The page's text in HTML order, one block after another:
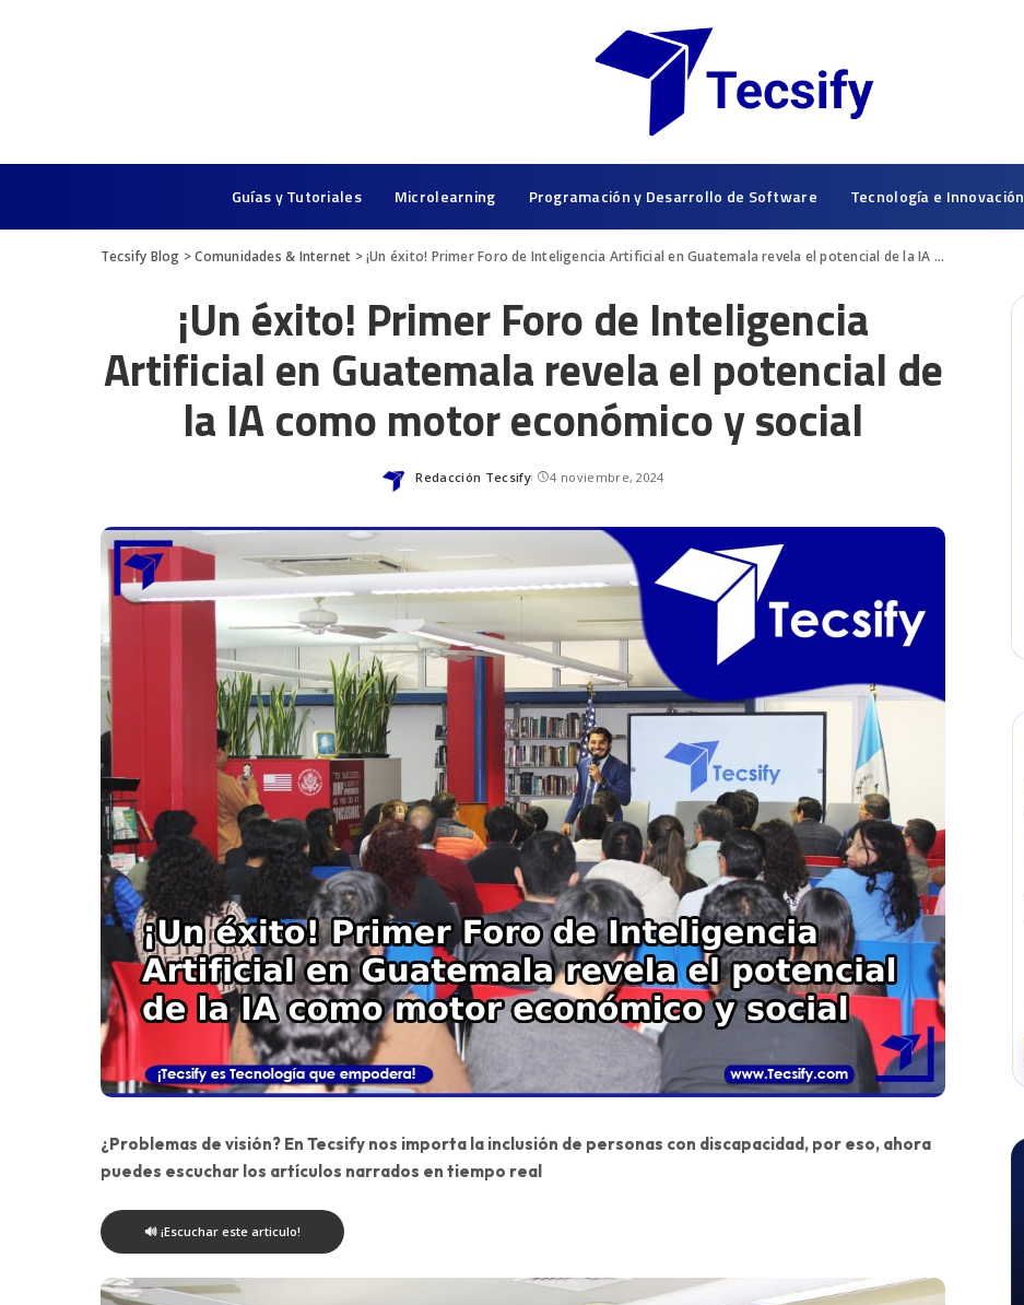
Guías y Tutoriales Microlearning Programación y Desarrollo de Software Tecnología e Innovación
Tecsify Blog >Comunidades & Internet >¡Un éxito! Primer Foro de Inteligencia Artificial en Guatemala revela el potencial de la IA como motor económico y social
¡Un éxito! Primer Foro de Inteligencia
Artificial en Guatemala revela el potencial de
la IA como motor económico y social
Redacción Tecsify 4 noviembre, 2024
¿Problemas de visión? En Tecsify nos importa la inclusión de personas con discapacidad, por eso, ahora
puedes escuchar los artículos narrados en tiempo real
🔊 ¡Escuchar este articulo!